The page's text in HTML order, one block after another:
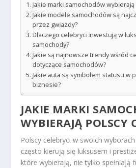
Jakie marki samochodów
Jakie modele samochodów są
przez gwiazdy?
Dlaczego celebryci inwestują w
samochody?
Jakie są najnowsze trendy wśród
dotyczące samochodów?
Jakie auta są symbolem statusu w
biznesie?
JAKIE MARKI
WYBIERAJĄ POLSCY
Polscy celebryci w swoich
często kierują się luksusem i
które wybierają, nie tylko spełniają